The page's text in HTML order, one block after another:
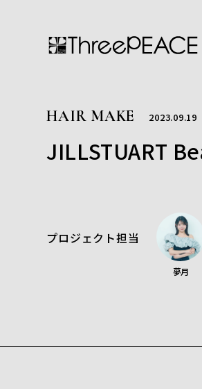
HAIR MAKE 2023.09.19
JILLSTUART
プロジェクト担当
夢月